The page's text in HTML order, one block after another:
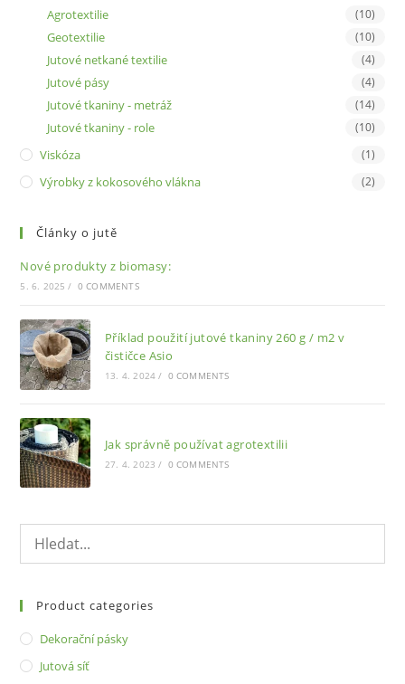
Agrotextilie (10)
Geotextilie (10)
Jutové netkané textilie (4)
Jutové pásy (4)
Jutové tkaniny - metráž (14)
Jutové tkaniny - role (10)
Viskóza (1)
Výrobky z kokosového vlákna (2)
Články o jutě
Nové produkty z biomasy:
5. 6. 2025 / 0 COMMENTS
Příklad použití jutové tkaniny 260 g / m2 v
čističce Asio
13. 4. 2024 / 0 COMMENTS
Jak správně používat agrotextilii
27. 4. 2023 / 0 COMMENTS
Product categories
Dekorační pásky
Jutová síť